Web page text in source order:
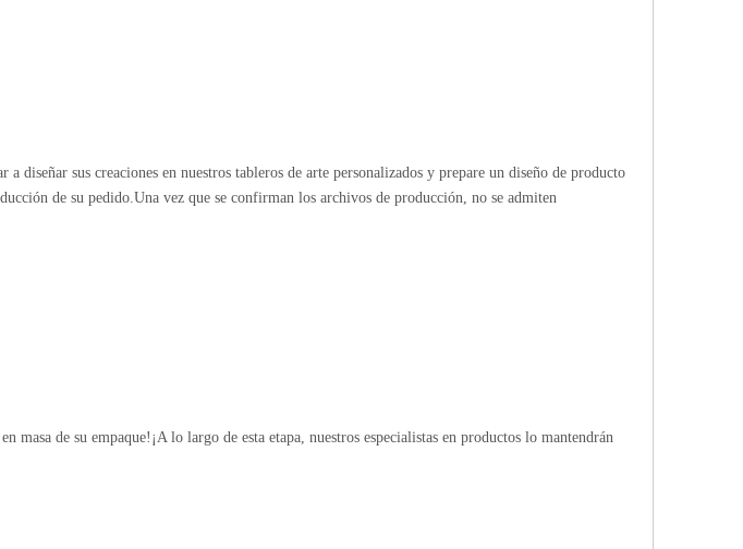
diseñar sus creaciones en nuestros tableros de arte personalizados y prepare un diseño de producto
de su pedido.Una vez que se confirman los archivos de producción, no se admiten
masa de su empaque!¡A lo largo de esta etapa, nuestros especialistas en productos lo mantendrán